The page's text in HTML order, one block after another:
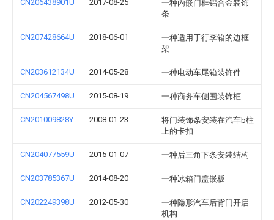
CN206438901U 2017-08-25
一种内嵌门框铝合金装饰
条
CN207428664U 2018-06-01
一种适用于行李箱的边框
架
CN203612134U 2014-05-28 一种电动车尾箱装饰件
CN204567498U 2015-08-19 一种商务车侧围装饰框
CN201009828Y 2008-01-23
将门装饰条安装在汽车b柱
上的卡扣
CN204077559U 2015-01-07 一种后三角下条安装结构
CN203785367U 2014-08-20 一种冰箱门盖嵌板
CN202249398U 2012-05-30
一种隐形汽车后背门开启
机构